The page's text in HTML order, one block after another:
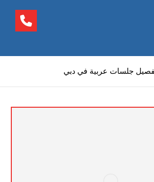
جلسات عربية في دبي